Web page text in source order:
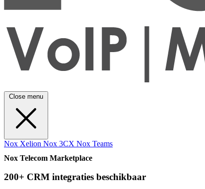
Close menu
Nox Xelion Nox 3CX Nox Teams
Nox Telecom Marketplace
200+ CRM integraties beschikbaar